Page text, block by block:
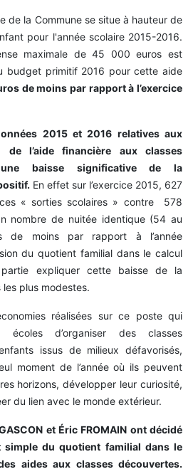
de la Commune se situe à hauteur de
pour l'année scolaire 2015-2016.
maximale de 45 000 euros est
budget primitif 2016 pour cette aide
de moins par rapport à l’exercice
2015 et 2016 relatives aux
de l’aide financière aux classes
une baisse significative de la
En effet sur l’exercice 2015, 627
« sorties scolaires » contre 578
nombre de nuitée identique (54 au
de moins par rapport à l’année
du quotient familial dans le calcul
expliquer cette baisse de la
plus modestes.
réalisées sur ce poste qui
d’organiser des classes
issus de milieux défavorisés,
moment de l’année où ils peuvent
horizons, développer leur curiosité,
du lien avec le monde extérieur.
et Éric FROMAIN ont décidé
du quotient familial dans le
aides aux classes découvertes.